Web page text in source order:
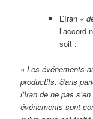
L’Iran «
l’accord
soit :
« Les événements
productifs. Sans
l’Iran de ne pas
événements sont